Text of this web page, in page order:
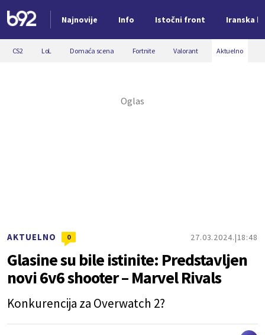
Najnovije Info Istočni front Iranska
Nova vest
CS2 LoL Domaća scena Fortnite Valorant Aktuelno
AKTUELNO 0 27.03.2024. 18:48
Glasine su bile istinite: Predstavljen
novi 6v6 shooter – Marvel Rivals
Konkurencija za Overwatch 2?